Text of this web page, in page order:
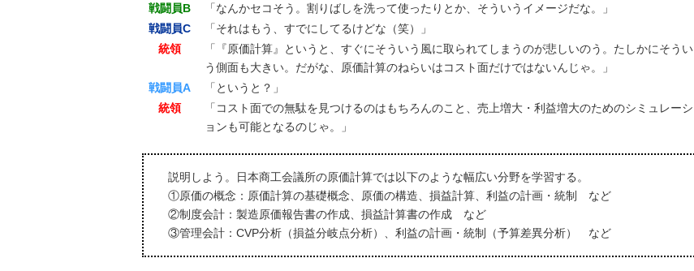
戦闘員B
「なんかセコそう。割りばしを洗って使ったりとか、そういうイメージだな。」
戦闘員C
「それはもう、すでにしてるけどな（笑）」
統領
「『原価計算』というと、すぐにそういう風に取られてしまうのが悲しいのう。たしかにそうい
う側面も大きい。だがな、原価計算のねらいはコスト面だけではないんじゃ。」
戦闘員A
「というと？」
統領
「コスト面での無駄を見つけるのはもちろんのこと、売上増大・利益増大のためのシミュレーシ
ョンも可能となるのじゃ。」
説明しよう。日本商工会議所の原価計算では以下のような幅広い分野を学習する。
①原価の概念：原価計算の基礎概念、原価の構造、損益計算、利益の計画・統制 など
②制度会計：製造原価報告書の作成、損益計算書の作成 など
③管理会計：CVP分析（損益分岐点分析）、利益の計画・統制（予算差異分析） など